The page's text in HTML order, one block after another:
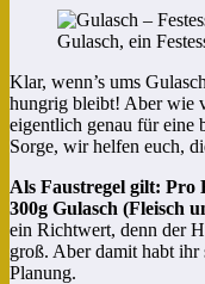
Gulasch, ein
Klar, wenn’s ums
hungrig bleibt! Aber wie
eigentlich genau für eine
Sorge, wir helfen euch,
Als Faustregel gilt: Pro
300g Gulasch (Fleisch
ein Richtwert, denn der
groß. Aber damit habt ihr
Planung.